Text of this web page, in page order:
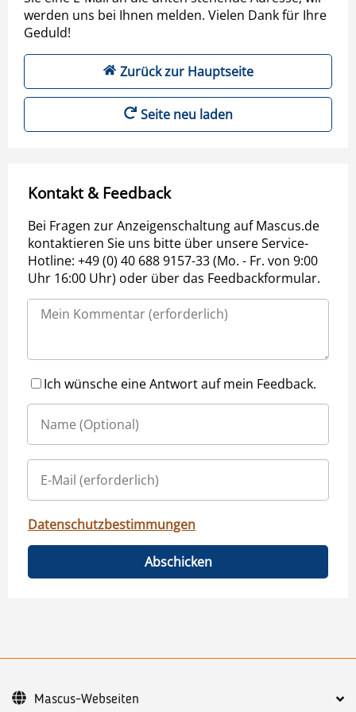
werden uns bei Ihnen melden. Vielen Dank für Ihre
Geduld!
Zurück zur Hauptseite
Seite neu laden
Kontakt & Feedback
Bei Fragen zur Anzeigenschaltung auf Mascus.de
kontaktieren Sie uns bitte über unsere Service-
Hotline: +49 (0) 40 688 9157-33 (Mo. - Fr. von 9:00
Uhr 16:00 Uhr) oder über das Feedbackformular.
Ich wünsche eine Antwort auf mein Feedback.
Datenschutzbestimmungen
Abschicken
Mascus-Webseiten